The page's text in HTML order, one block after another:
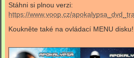
Stáhni si plnou verzi:
https://www.voop.cz/
Koukněte také na ovládací MENU disku!